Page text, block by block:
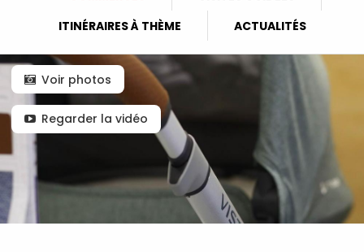
ITINÉRAIRES À THÈME
ACTUALITÉS
Voir photos
Regarder la vidéo